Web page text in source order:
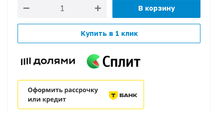
В корзину
Купить в 1 клик